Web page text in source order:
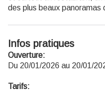
des plus beaux panoramas
Infos pratiques
Ouverture:
Du 20/01/2026 au 20/01/
Tarifs: